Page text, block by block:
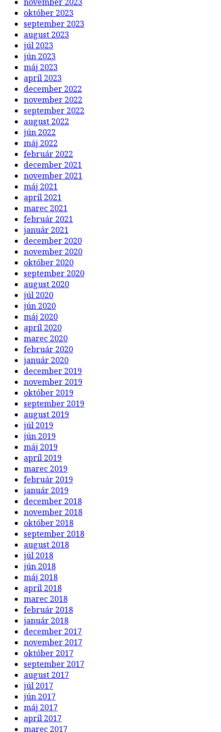
október 2023
september 2023
august 2023
júl 2023
jún 2023
máj 2023
apríl 2023
december 2022
november 2022
september 2022
august 2022
jún 2022
máj 2022
február 2022
december 2021
november 2021
máj 2021
apríl 2021
marec 2021
február 2021
január 2021
december 2020
november 2020
október 2020
september 2020
august 2020
júl 2020
jún 2020
máj 2020
apríl 2020
marec 2020
február 2020
január 2020
december 2019
november 2019
október 2019
september 2019
august 2019
júl 2019
jún 2019
máj 2019
apríl 2019
marec 2019
február 2019
január 2019
december 2018
november 2018
október 2018
september 2018
august 2018
júl 2018
jún 2018
máj 2018
apríl 2018
marec 2018
február 2018
január 2018
december 2017
november 2017
október 2017
september 2017
august 2017
júl 2017
jún 2017
máj 2017
apríl 2017
marec 2017